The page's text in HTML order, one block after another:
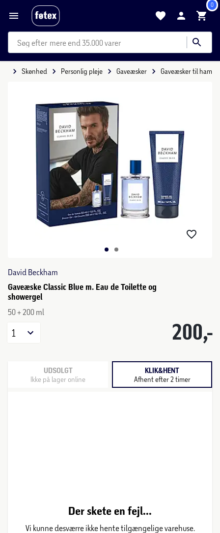
0
mere end 35.000 varer
Skønhed Personlig pleje Gaveæsker Gaveæsker til ham
David Beckham
Gaveæske Classic Blue m. Eau de Toilette og
showergel
50 + 200 ml
200,-
1
UDSOLGT
Ikke på lager online
KLIK&HENT
Afhent efter 2 timer
Der skete en fejl...
Vi kunne desværre ikke hente tilgængelige varehuse.